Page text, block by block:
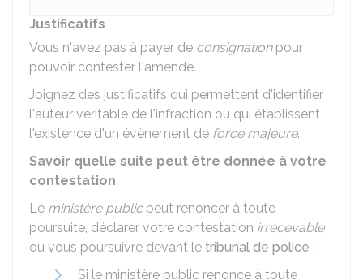
Justificatifs
Vous n'avez pas à payer de consignationpour
pouvoir contester l'amende.
Joignez des justificatifs qui permettent d'identifier
l'auteur véritable de l'infraction ou qui établissent
l'existence d'un évènement de force majeure.
Savoir quelle suite peut être donnée à votre
contestation
Le ministère publicpeut renoncer à toute
poursuite, déclarer votre contestation irrecevable
ou vous poursuivre devant le tribunal de police :
Si le ministère public renonce à toute